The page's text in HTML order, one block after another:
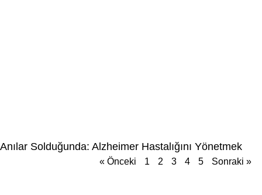
Anılar Solduğunda: Alzheimer Hastalığını Yönetmek
« Önceki 1 2 3 4 5 Sonraki »